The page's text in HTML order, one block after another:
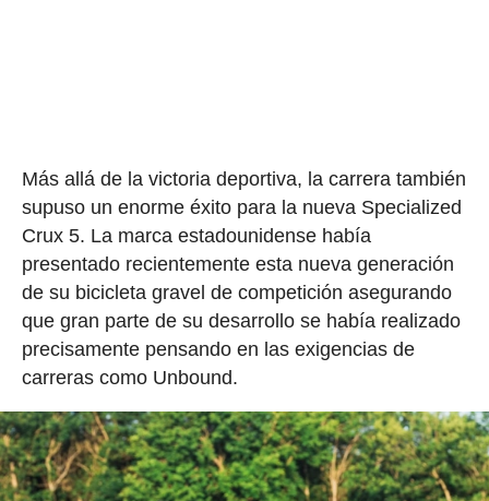
Más allá de la victoria deportiva, la carrera también
supuso un enorme éxito para la nueva Specialized
Crux 5. La marca estadounidense había
presentado recientemente esta nueva generación
de su bicicleta gravel de competición asegurando
que gran parte de su desarrollo se había realizado
precisamente pensando en las exigencias de
carreras como Unbound.